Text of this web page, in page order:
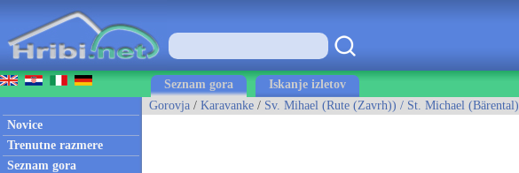
Seznam gora Iskanje izletov
Novice
Trenutne razmere
Seznam gora
Gorovja / Karavanke / Sv. Mihael (Rute (Zavrh)) / St. Michael (Bärental)